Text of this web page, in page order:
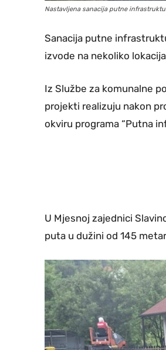
Nastavljena sanacija putne
Sanacija putne
izvode na nekoliko
Iz Službe za komunalne
projekti realizuju nakon
okviru programa “Putna
U Mjesnoj zajednici
puta u dužini od 145